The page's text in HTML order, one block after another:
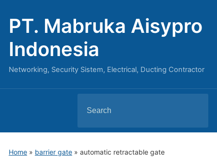
PT. Mabruka Aisypro
Indonesia
Networking, Security Sistem, Electrical, Ducting Contractor
for:
Home» barrier gate» automatic retractable gate